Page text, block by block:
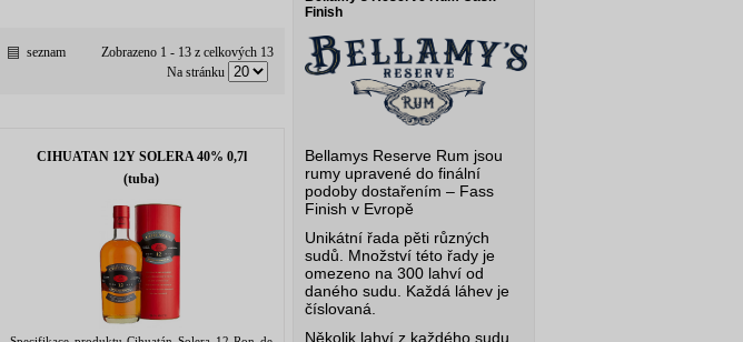
seznam
Zobrazeno 1 - 13 z celkových 13
Na stránku
CIHUATAN 12Y SOLERA 40% 0,7l
(tuba)
Finish
Bellamys Reserve Rum jsou
rumy upravené do finální
podoby dostařením – Fass
Finish v Evropě
Unikátní řada pěti různých
sudů. Množství této řady je
omezeno na 300 lahví od
daného sudu. Každá láhev je
číslovaná.
Několik lahví z každého sudu